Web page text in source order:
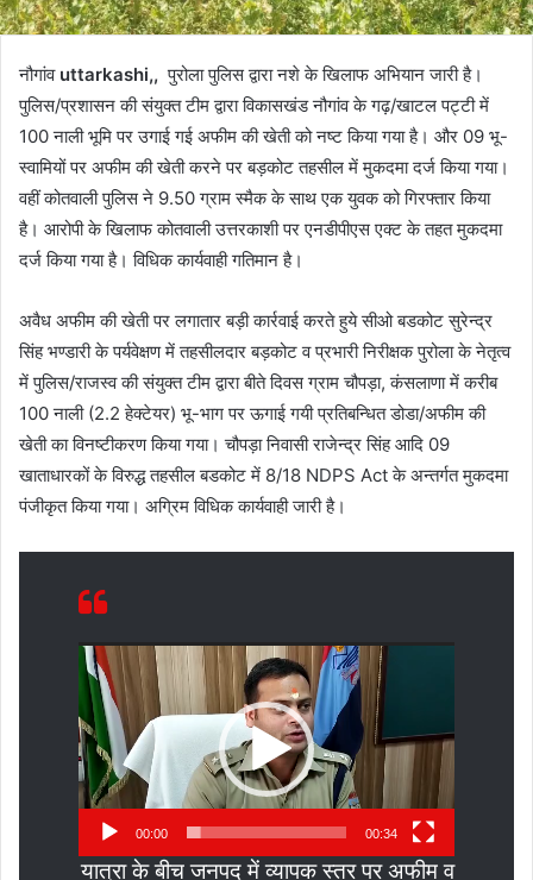
नौगांव uttarkashi,, पुरोला पुलिस द्वारा नशे के खिलाफ अभियान जारी है।
पुलिस/प्रशासन की संयुक्त टीम द्वारा विकासखंड नौगांव के गढ़/खाटल पट्टी में
100 नाली भूमि पर उगाई गई अफीम की खेती को नष्ट किया गया है। और 09 भू-
स्वामियों पर अफीम की खेती करने पर बड़कोट तहसील में मुकदमा दर्ज किया गया।
वहीं कोतवाली पुलिस ने 9.50 ग्राम स्मैक के साथ एक युवक को गिरफ्तार किया
है। आरोपी के खिलाफ कोतवाली उत्तरकाशी पर एनडीपीएस एक्ट के तहत मुकदमा
दर्ज किया गया है। विधिक कार्यवाही गतिमान है।
अवैध अफीम की खेती पर लगातार बड़ी कार्रवाई करते हुये सीओ बडकोट सुरेन्द्र
सिंह भण्डारी के पर्यवेक्षण में तहसीलदार बड़कोट व प्रभारी निरीक्षक पुरोला के नेतृत्व
में पुलिस/राजस्व की संयुक्त टीम द्वारा बीते दिवस ग्राम चौपड़ा, कंसलाणा में करीब
100 नाली (2.2 हेक्टेयर) भू-भाग पर ऊगाई गयी प्रतिबन्धित डोडा/अफीम की
खेती का विनष्टीकरण किया गया। चौपड़ा निवासी राजेन्द्र सिंह आदि 09
खाताधारकों के विरुद्ध तहसील बडकोट में 8/18 NDPS Act के अन्तर्गत मुकदमा
पंजीकृत किया गया। अग्रिम विधिक कार्यवाही जारी है।
Video
Player
00:00 00:34
यात्रा के बीच जनपद में व्यापक स्तर पर अफीम व